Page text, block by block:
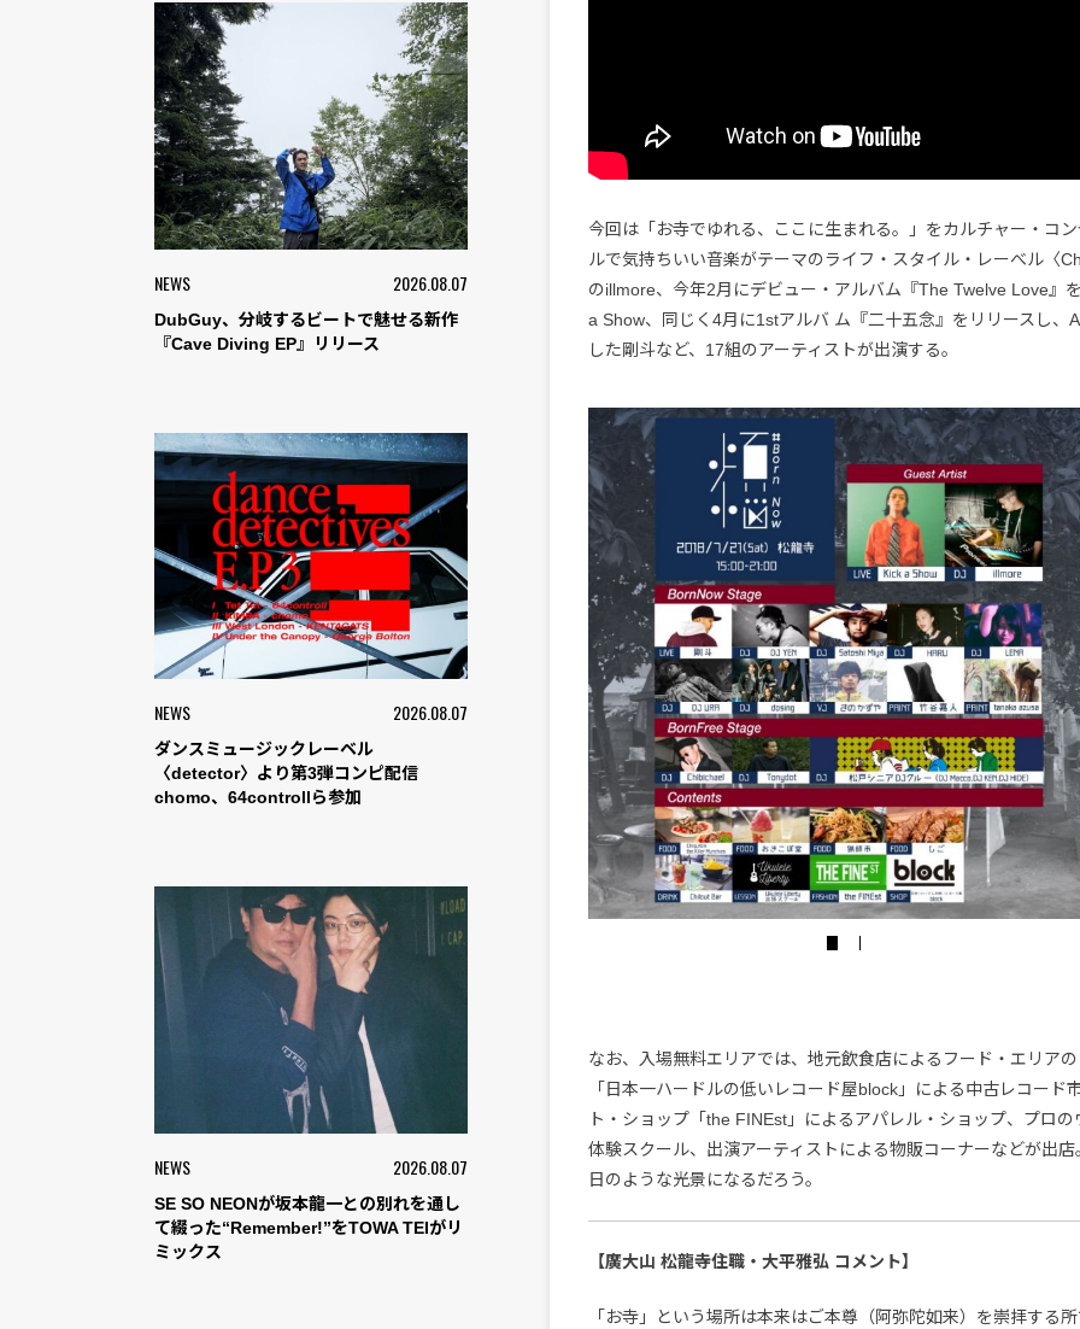
NEWS 2026.08.07
DubGuy、分岐するビートで魅せる新作
『Cave Diving EP』リリース
NEWS 2026.08.07
ダンスミュージックレーベル
〈detector〉より第3弾コンピ配信
chomo、64controllら参加
NEWS 2026.08.07
SE SO NEONが坂本龍一との別れを通し
て綴った“Remember!”をTOWA TEIがリ
ミックス
今回は「お寺でゆれる、ここに生まれる。」をカルチャー・コ
ルで気持ちいい音楽がテーマのライフ・スタイル・レーべル〈
のillmore、今年2月にデビュー・アルバム『The Twelve Love』
a Show、同じく4月に1stアルバ ム『二十五念』をリリースし、
した剛斗など、17組のアーティストが出演する。
なお、入場無料エリアでは、地元飲食店によるフード・エリア
「日本一ハードルの低いレコード屋block」による中古レコード
ト・ショップ「the FINEst」によるアパレル・ショップ、プロ
体験スクール、出演アーティストによる物販コーナーなどが出
日のような光景になるだろう。
【廣大山 松龍寺住職・大平雅弘 コメント】
「お寺」という場所は本来はご本尊（阿弥陀如来）を崇拝する